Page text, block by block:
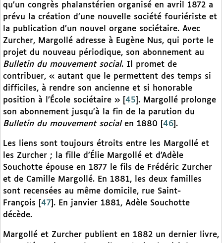
qu’un congrès phalanstérien organisé en avril 1872 a
prévu la création d’une nouvelle société fouriériste et
la publication d’un nouvel organe sociétaire. Avec
Zurcher, Margollé adresse à Eugène Nus, qui porte le
projet du nouveau périodique, son abonnement au
Bulletin du mouvement social. Il promet de
contribuer, « autant que le permettent des temps si
difficiles, à rendre son ancienne et si honorable
position à l’École sociétaire »
45 . Margollé prolonge
son abonnement jusqu’à la fin de la parution du
Bulletin du mouvement social en 1880 46 .
Les liens sont toujours étroits entre les Margollé et
les Zurcher ; la fille d’Élie Margollé et d’Adèle
Souchotte épouse en 1877 le fils de Frédéric Zurcher
et de Camille Margollé. En 1881, les deux familles
sont recensées au même domicile, rue Saint-
François
47 . En janvier 1881, Adèle Souchotte
décède.
Margollé et Zurcher publient en 1882 un dernier livre,